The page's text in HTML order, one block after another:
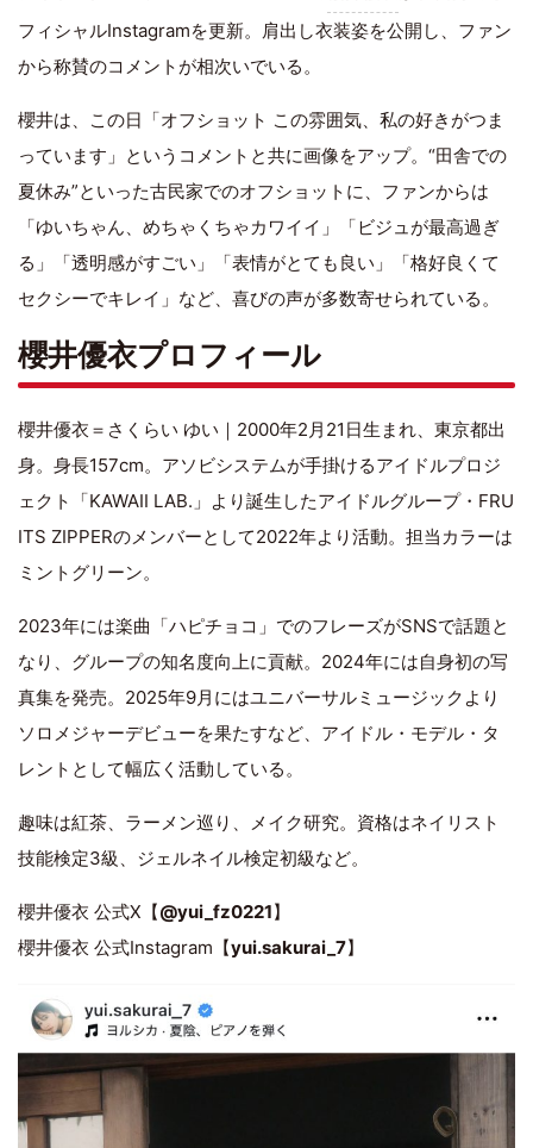
フィシャルInstagramを更新。肩出し衣装姿を公開し、ファン
から称賛のコメントが相次いでいる。
櫻井は、この日「オフショット この雰囲気、私の好きがつま
っています」というコメントと共に画像をアップ。“田舎での
夏休み”といった古民家でのオフショットに、ファンからは
「ゆいちゃん、めちゃくちゃカワイイ」「ビジュが最高過ぎ
る」「透明感がすごい」「表情がとても良い」「格好良くて
セクシーでキレイ」など、喜びの声が多数寄せられている。
櫻井優衣プロフィール
櫻井優衣＝さくらい ゆい｜2000年2月21日生まれ、東京都出
身。身長157cm。アソビシステムが手掛けるアイドルプロジ
ェクト「KAWAII LAB.」より誕生したアイドルグループ・FRU
ITS ZIPPERのメンバーとして2022年より活動。担当カラーは
ミントグリーン。
2023年には楽曲「ハピチョコ」でのフレーズがSNSで話題と
なり、グループの知名度向上に貢献。2024年には自身初の写
真集を発売。2025年9月にはユニバーサルミュージックより
ソロメジャーデビューを果たすなど、アイドル・モデル・タ
レントとして幅広く活動している。
趣味は紅茶、ラーメン巡り、メイク研究。資格はネイリスト
技能検定3級、ジェルネイル検定初級など。
櫻井優衣 公式X【@yui_fz0221】
櫻井優衣 公式Instagram【yui.sakurai_7】